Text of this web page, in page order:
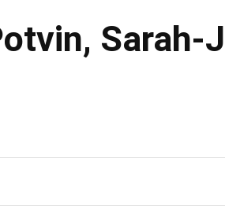
Sarah-